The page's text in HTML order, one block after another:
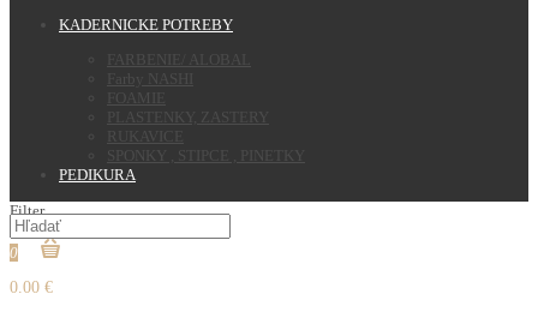
KADERNICKE POTREBY
FARBENIE/ ALOBAL
Farby NASHI
FOAMIE
PLASTENKY, ZASTERY
RUKAVICE
SPONKY , STIPCE , PINETKY
PEDIKURA
Filter
0
0.00 €